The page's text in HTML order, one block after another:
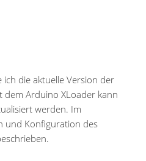
die aktuelle Version der
dem Arduino XLoader kann
werden. Im
und Konfiguration des